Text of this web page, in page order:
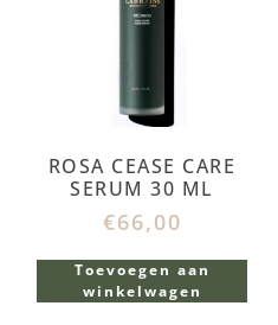
ROSA CEASE CARE
SERUM 30 ML
€66,00
Toevoegen aan
winkelwagen